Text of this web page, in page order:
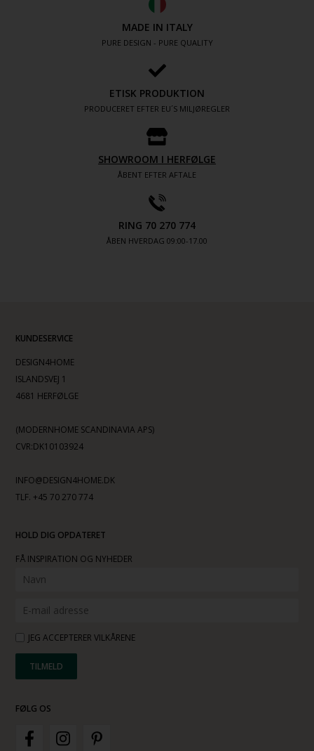
MADE IN ITALY
PURE DESIGN - PURE QUALITY
ETISK PRODUKTION
PRODUCERET EFTER EU´S MILJØREGLER
SHOWROOM I HERFØLGE
ÅBENT EFTER AFTALE
RING 70 270 774
ÅBEN HVERDAG 09:00-17.00
KUNDESERVICE
DESIGN4HOME
ISLANDSVEJ 1
4681 HERFØLGE
(MODERNHOME SCANDINAVIA APS)
CVR:DK10103924
INFO@DESIGN4HOME.DK
TLF. +45 70 270 774
HOLD DIG OPDATERET
FÅ INSPIRATION OG NYHEDER
JEG ACCEPTERER VILKÅRENE
FØLG OS